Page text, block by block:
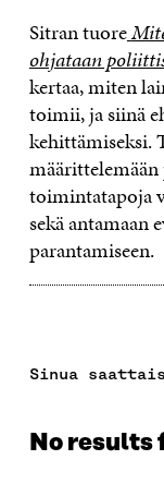
Sitran tuore
ohjataan
kertaa, miten
toimii, ja siinä
kehittämiseksi.
toimintatapoja
sekä antamaan
parantamiseen.
Sinua
No